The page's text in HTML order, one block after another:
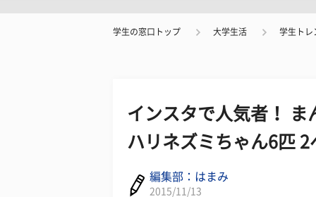
学生の窓口トップ 大学生活 学生トレ
インスタで人気者！
ハリネズミちゃん6匹 2
編集部：はまみ
2015/11/13